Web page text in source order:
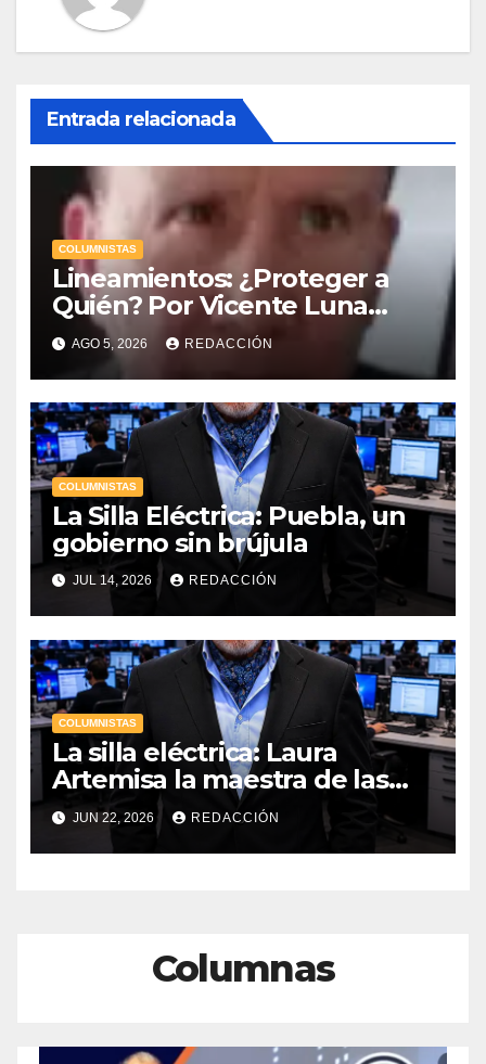
Entrada relacionada
COLUMNISTAS
Lineamientos: ¿Proteger a
Quién? Por Vicente Luna
Hernández
AGO 5, 2026 REDACCIÓN
COLUMNISTAS
La Silla Eléctrica: Puebla, un
gobierno sin brújula
JUL 14, 2026 REDACCIÓN
COLUMNISTAS
La silla eléctrica: Laura
Artemisa la maestra de las
Precampañas Por Antonio
Ladrón de Guevara
JUN 22, 2026 REDACCIÓN
Columnas